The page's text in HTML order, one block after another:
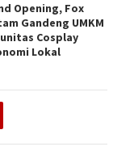
Opening, Fox
Gandeng UMKM
Cosplay
Lokal